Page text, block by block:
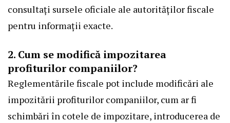
consultați sursele oficiale ale autorităților fiscale
pentru informații exacte.
2. Cum se modifică impozitarea
profiturilor companiilor?
Reglementările fiscale pot include modificări ale
impozitării profiturilor companiilor, cum ar fi
schimbări în cotele de impozitare, introducerea de